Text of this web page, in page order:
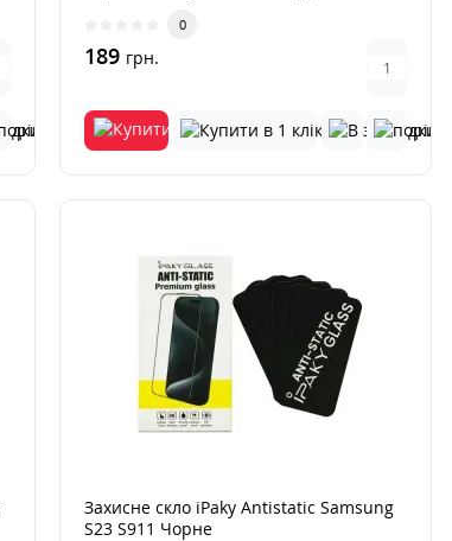
0
189 грн.
Захисне скло iPaky Antistatic Samsung
S23 S911 Чорне